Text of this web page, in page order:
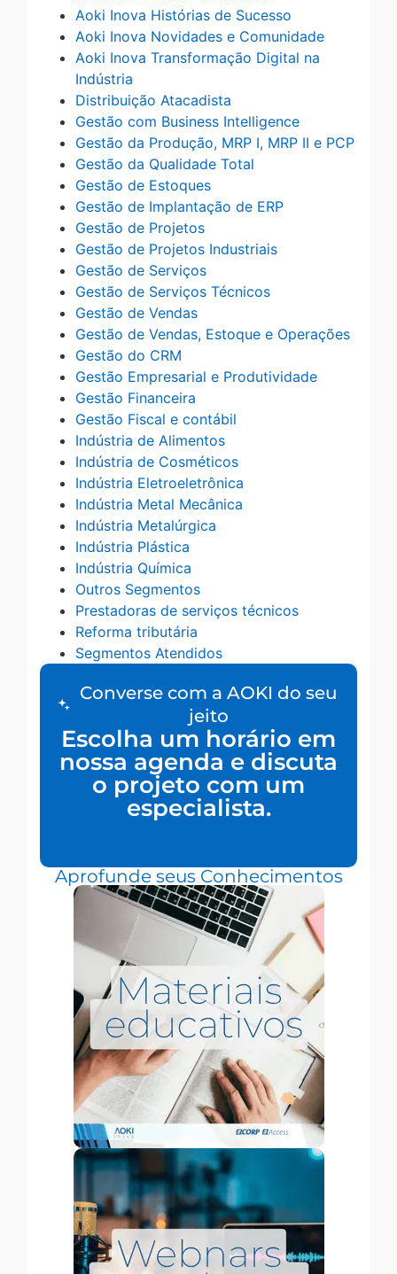
Aoki Inova Histórias de Sucesso
Aoki Inova Novidades e Comunidade
Aoki Inova Transformação Digital na
Indústria
Distribuição Atacadista
Gestão com Business Intelligence
Gestão da Produção, MRP I, MRP II e PCP
Gestão da Qualidade Total
Gestão de Estoques
Gestão de Implantação de ERP
Gestão de Projetos
Gestão de Projetos Industriais
Gestão de Serviços
Gestão de Serviços Técnicos
Gestão de Vendas
Gestão de Vendas, Estoque e Operações
Gestão do CRM
Gestão Empresarial e Produtividade
Gestão Financeira
Gestão Fiscal e contábil
Indústria de Alimentos
Indústria de Cosméticos
Indústria Eletroeletrônica
Indústria Metal Mecânica
Indústria Metalúrgica
Indústria Plástica
Indústria Química
Outros Segmentos
Prestadoras de serviços técnicos
Reforma tributária
Segmentos Atendidos
Converse com a AOKI do seu
jeito
Escolha um horário em
nossa agenda e discuta
o projeto com um
especialista.
Aprofunde seus Conhecimentos